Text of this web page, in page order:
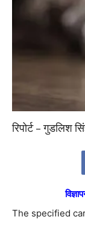
रिपोर्ट – गुडलिश
The specified